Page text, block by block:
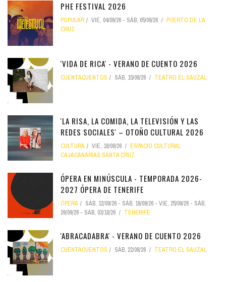
PHE FESTIVAL 2026
POPULAR VIE, 04/09/26 - SÁB, 05/09/26
PUERTO DE LA
CRUZ
'VIDA DE RICA' - VERANO DE CUENTO 2026
CUENTACUENTOS SÁB, 15/08/26 TEATRO EL SAUZAL
'LA RISA, LA COMIDA, LA TELEVISIÓN Y LAS
REDES SOCIALES' – OTOÑO CULTURAL 2026
CULTURA VIE, 18/09/26
ESPACIO CULTURAL
CAJACANARIAS SANTA CRUZ
ÓPERA EN MINÚSCULA - TEMPORADA 2026-
2027 ÓPERA DE TENERIFE
ÓPERA SÁB, 12/09/26 - SÁB, 19/09/26 - VIE, 25/09/26 - SÁB,
26/09/26 - SÁB, 03/10/26 TENERIFE
'ABRACADABRA' - VERANO DE CUENTO 2026
CUENTACUENTOS SÁB, 22/08/26 TEATRO EL SAUZAL